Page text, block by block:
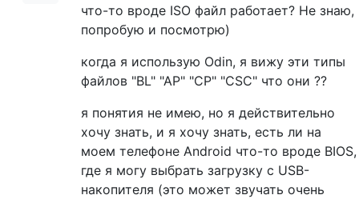
что-то вроде ISO файл работает? Не знаю,
попробую и посмотрю)
когда я использую Odin, я вижу эти типы
файлов "BL" "AP" "CP" "CSC" что они ??
я понятия не имею, но я действительно
хочу знать, и я хочу знать, есть ли на
моем телефоне Android что-то вроде BIOS,
где я могу выбрать загрузку с USB-
накопителя (это может звучать очень